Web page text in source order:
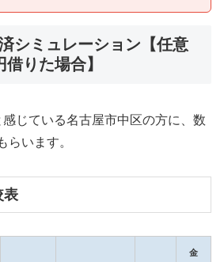
シミュレーション【任意
りた場合】
感じている名古屋市中区の方に、数
らいます。
表
金